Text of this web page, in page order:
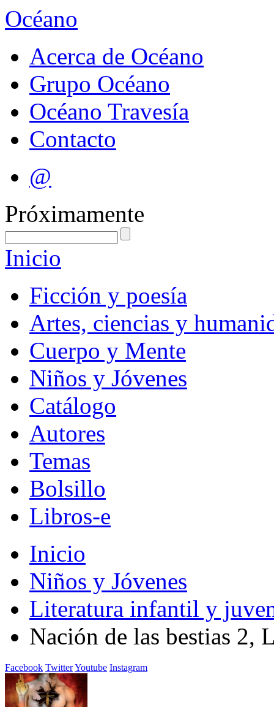
Océano
Acerca de Océano
Grupo Océano
Océano Travesía
Contacto
@
Próximamente
Inicio
Ficción y poesía
Artes, ciencias y
Cuerpo y Mente
Niños y Jóvenes
Catálogo
Autores
Temas
Bolsillo
Libros-e
Inicio
Niños y Jóvenes
Literatura infantil y
Nación de las bestias 2,
Facebook TwitterYoutube Instagram